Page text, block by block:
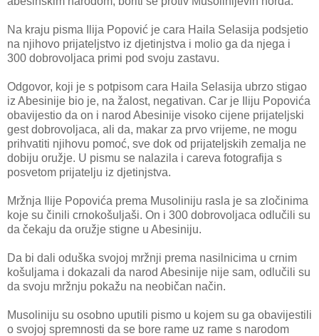
Na kraju pisma Ilija Popović je cara Haila Selasija podsjetio
na njihovo prijateljstvo iz djetinjstva i molio ga da njega i
300 dobrovoljaca primi pod svoju zastavu.
Odgovor, koji je s potpisom cara Haila Selasija ubrzo stigao
iz Abesinije bio je, na žalost, negativan. Car je Iliju Popovića
obavijestio da on i narod Abesinije visoko cijene prijateljski
gest dobrovoljaca, ali da, makar za prvo vrijeme, ne mogu
prihvatiti njihovu pomoć, sve dok od prijateljskih zemalja ne
dobiju oružje. U pismu se nalazila i careva fotografija s
posvetom prijatelju iz djetinjstva.
Mržnja Ilije Popovića prema Musoliniju rasla je sa zločinima
koje su činili crnokošuljaši. On i 300 dobrovoljaca odlučili su
da čekaju da oružje stigne u Abesiniju.
Da bi dali oduška svojoj mržnji prema nasilnicima u crnim
košuljama i dokazali da narod Abesinije nije sam, odlučili su
da svoju mržnju pokažu na neobičan način.
Musoliniju su osobno uputili pismo u kojem su ga obavijestili
o svojoj spremnosti da se bore rame uz rame s narodom